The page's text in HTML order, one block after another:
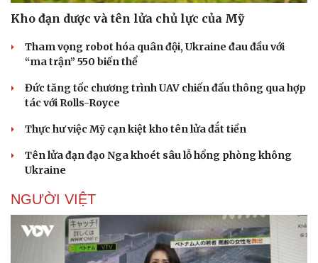
Kho đạn dược và tên lửa chủ lực của Mỹ
Tham vọng robot hóa quân đội, Ukraine đau đầu với
“ma trận” 550 biến thể
Đức tăng tốc chương trình UAV chiến đấu thông qua hợp
tác với Rolls-Royce
Thực hư việc Mỹ cạn kiệt kho tên lửa đắt tiền
Tên lửa đạn đạo Nga khoét sâu lỗ hổng phòng không
Ukraine
NGƯỜI VIỆT